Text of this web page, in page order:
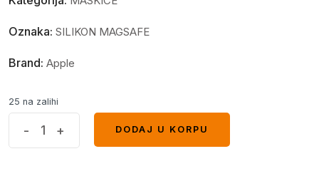
Oznaka: SILIKON MAGSAFE
Brand: Apple
25 na zalihi
- +
DODAJ U KORPU